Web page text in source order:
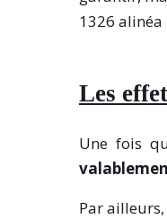
1326 alinéa
Les
Une fois
Par